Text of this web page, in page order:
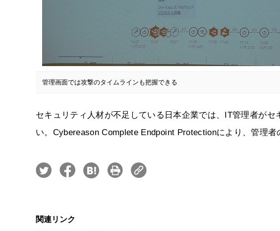
管理画面では攻撃のタイムラインも把握できる
セキュリティ人材が不足している日本企業では、IT管理者が
い。Cybereason Complete Endpoint Protectionにより、管理者
関連リンク